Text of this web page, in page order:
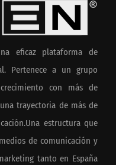
eficaz plataforma de
Pertenece a un grupo
con más de
trayectoria de más de
estructura que
de comunicación y
tanto en España